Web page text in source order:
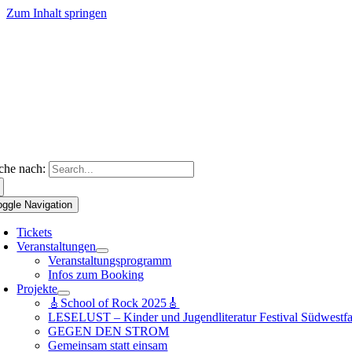
Zum Inhalt springen
nach:
Navigation
Tickets
Veranstaltungen
Veranstaltungsprogramm
Infos zum Booking
Projekte
🎸School of Rock 2025🎸
LESELUST – Kinder und Jugendliteratur Festival
GEGEN DEN STROM
Gemeinsam statt einsam